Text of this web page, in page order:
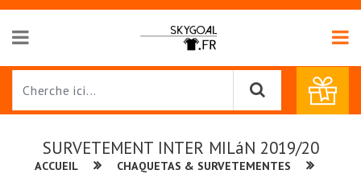
SURVETEMENT INTER MILáN 2019/20
ACCUEIL
CHAQUETAS & SURVETEMENTES